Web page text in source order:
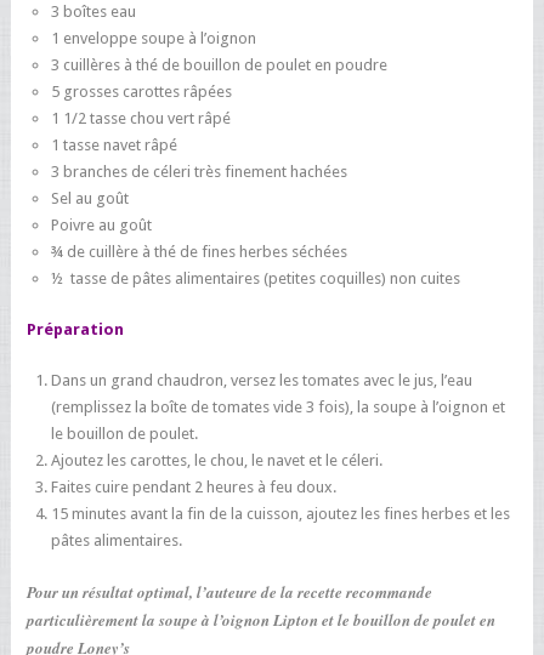
3 boîtes eau
1 enveloppe soupe à l’oignon
3 cuillères à thé de bouillon de poulet en poudre
5 grosses carottes râpées
1 1/2 tasse chou vert râpé
1 tasse navet râpé
3 branches de céleri très finement hachées
Sel au goût
Poivre au goût
¾ de cuillère à thé de fines herbes séchées
½ tasse de pâtes alimentaires (petites coquilles) non cuites
Préparation
Dans un grand chaudron, versez les tomates avec le jus, l’eau
(remplissez la boîte de tomates vide 3 fois), la soupe à l’oignon et
le bouillon de poulet.
Ajoutez les carottes, le chou, le navet et le céleri.
Faites cuire pendant 2 heures à feu doux.
15 minutes avant la fin de la cuisson, ajoutez les fines herbes et les
pâtes alimentaires.
Pour un résultat optimal, l’auteure de la recette recommande
particulièrement la soupe à l’oignon Lipton et le bouillon de poulet en
poudre Loney’s